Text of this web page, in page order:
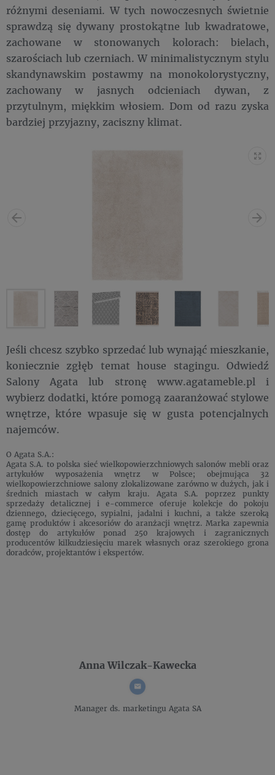
różnymi deseniami. W tych nowoczesnych świetnie
sprawdzą się dywany prostokątne lub kwadratowe,
zachowane w stonowanych kolorach: bielach,
szarościach lub czerniach. W minimalistycznym stylu
skandynawskim postawmy na monokolorystyczny,
zachowany w jasnych odcieniach dywan, z
przytulnym, miękkim włosiem. Dom od razu zyska
bardziej przyjazny, zaciszny klimat.
Jeśli chcesz szybko sprzedać lub wynająć mieszkanie,
koniecznie zgłęb temat house stagingu. Odwiedź
Salony Agata lub stronę www.agatameble.pl i
wybierz dodatki, które pomogą zaaranżować stylowe
wnętrze, które wpasuje się w gusta potencjalnych
najemców.
O Agata S.A.:
Agata S.A. to polska sieć wielkopowierzchniowych salonów mebli oraz
artykułów wyposażenia wnętrz w Polsce; obejmująca 32
wielkopowierzchniowe salony zlokalizowane zarówno w dużych, jak i
średnich miastach w całym kraju. Agata S.A. poprzez punkty
sprzedaży detalicznej i e-commerce oferuje kolekcje do pokoju
dziennego, dziecięcego, sypialni, jadalni i kuchni, a także szeroką
gamę produktów i akcesoriów do aranżacji wnętrz. Marka zapewnia
dostęp do artykułów ponad 250 krajowych i zagranicznych
producentów kilkudziesięciu marek własnych oraz szerokiego grona
doradców, projektantów i ekspertów.
Anna Wilczak-Kawecka
Manager ds. marketingu Agata SA